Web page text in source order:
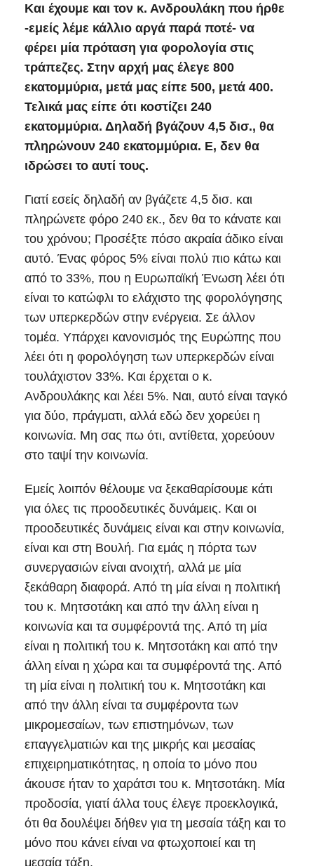
Και έχουμε και τον κ. Ανδρουλάκη που ήρθε
-εμείς λέμε κάλλιο αργά παρά ποτέ- να
φέρει μία πρόταση για φορολογία στις
τράπεζες. Στην αρχή μας έλεγε 800
εκατομμύρια, μετά μας είπε 500, μετά 400.
Τελικά μας είπε ότι κοστίζει 240
εκατομμύρια. Δηλαδή βγάζουν 4,5 δισ., θα
πληρώνουν 240 εκατομμύρια. Ε, δεν θα
ιδρώσει το αυτί τους.
Γιατί εσείς δηλαδή αν βγάζετε 4,5 δισ. και
πληρώνετε φόρο 240 εκ., δεν θα το κάνατε και
του χρόνου; Προσέξτε πόσο ακραία άδικο είναι
αυτό. Ένας φόρος 5% είναι πολύ πιο κάτω και
από το 33%, που η Ευρωπαϊκή Ένωση λέει ότι
είναι το κατώφλι το ελάχιστο της φορολόγησης
των υπερκερδών στην ενέργεια. Σε άλλον
τομέα. Υπάρχει κανονισμός της Ευρώπης που
λέει ότι η φορολόγηση των υπερκερδών είναι
τουλάχιστον 33%. Και έρχεται ο κ.
Ανδρουλάκης και λέει 5%. Ναι, αυτό είναι ταγκό
για δύο, πράγματι, αλλά εδώ δεν χορεύει η
κοινωνία. Μη σας πω ότι, αντίθετα, χορεύουν
στο ταψί την κοινωνία.
Εμείς λοιπόν θέλουμε να ξεκαθαρίσουμε κάτι
για όλες τις προοδευτικές δυνάμεις. Και οι
προοδευτικές δυνάμεις είναι και στην κοινωνία,
είναι και στη Βουλή. Για εμάς η πόρτα των
συνεργασιών είναι ανοιχτή, αλλά με μία
ξεκάθαρη διαφορά. Από τη μία είναι η πολιτική
του κ. Μητσοτάκη και από την άλλη είναι η
κοινωνία και τα συμφέροντά της. Από τη μία
είναι η πολιτική του κ. Μητσοτάκη και από την
άλλη είναι η χώρα και τα συμφέροντά της. Από
τη μία είναι η πολιτική του κ. Μητσοτάκη και
από την άλλη είναι τα συμφέροντα των
μικρομεσαίων, των επιστημόνων, των
επαγγελματιών και της μικρής και μεσαίας
επιχειρηματικότητας, η οποία το μόνο που
άκουσε ήταν το χαράτσι του κ. Μητσοτάκη. Μία
προδοσία, γιατί άλλα τους έλεγε προεκλογικά,
ότι θα δουλέψει δήθεν για τη μεσαία τάξη και το
μόνο που κάνει είναι να φτωχοποιεί και τη
μεσαία τάξη.